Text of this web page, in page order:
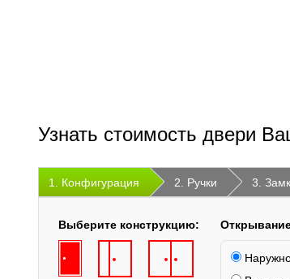
Узнать стоимость двери
1. Конфигурация 2. Ручки 3.
Выберите конструкцию: